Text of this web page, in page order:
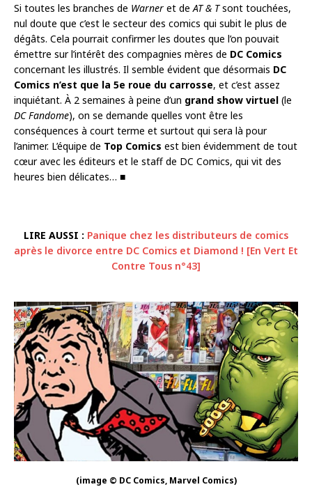
Si toutes les branches de Warner et de AT & Tsont touchées,
nul doute que c’est le secteur des comics qui subit le plus de
dégâts. Cela pourrait confirmer les doutes que l’on pouvait
émettre sur l’intérêt des compagnies mères de DC Comics
concernant les illustrés. Il semble évident que désormais DC
Comics n’est que la 5e roue du carrosse, et c’est assez
inquiétant. À 2 semaines à peine d’un grand show virtuel (le
DC Fandome), on se demande quelles vont être les
conséquences à court terme et surtout qui sera là pour
l’animer. L’équipe de Top Comics est bien évidemment de tout
cœur avec les éditeurs et le staff de DC Comics, qui vit des
heures bien délicates… ■
LIRE AUSSI : Panique chez les distributeurs de comics
après le divorce entre DC Comics et Diamond ! [En Vert Et
Contre Tous n°43]
(image © DC Comics, Marvel Comics)